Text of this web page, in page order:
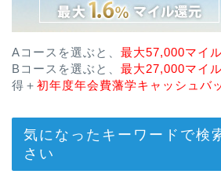
Aコースを選ぶと、 最大57,000マイ
Bコースを選ぶと、 最大27,000マイ
得＋ 初年度年会費藩学キャッシュバ
気になったキーワードで検
さい